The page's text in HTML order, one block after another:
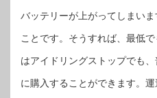
バッテリーが上がってしまい
ことです。そうすれば、最低
はアイドリングストップでも
に購入することができます。